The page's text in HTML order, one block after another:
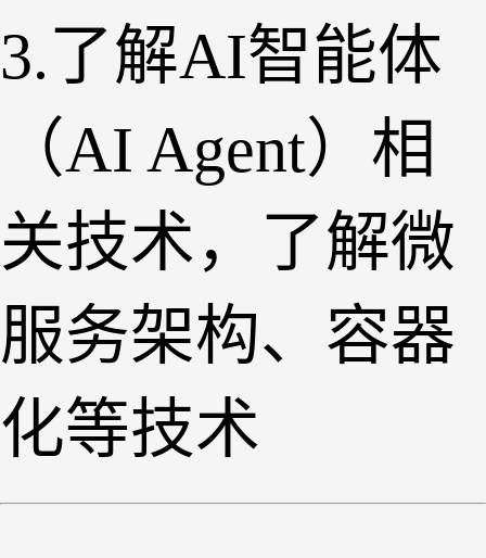
3.了解AI智能体
（AI Agent）相
关技术，了解微
服务架构、容器
化等技术